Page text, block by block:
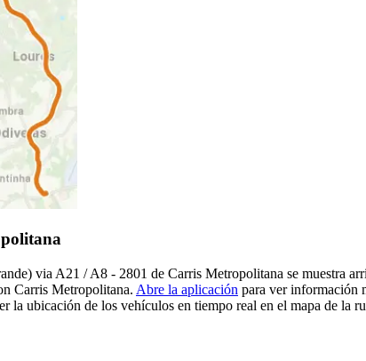
via A21 / A8 - 2801 de Carris Metropolitana se muestra
Carris Metropolitana. Abre la aplicación para ver información
la ubicación de los vehículos en tiempo real en el mapa de la